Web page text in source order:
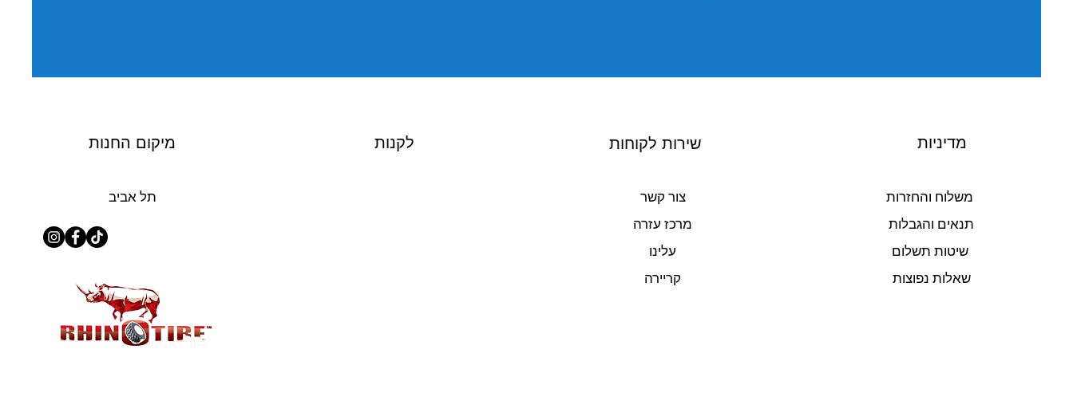
מיקום החנות
תל אביב
לקנות שירות לקוחות
צור קשר
מרכז עזרה
עלינו
קריירה
מדיניות
משלוח והחזרות
תנאים והגבלות
שיטות תשלום
שאלות נפוצות